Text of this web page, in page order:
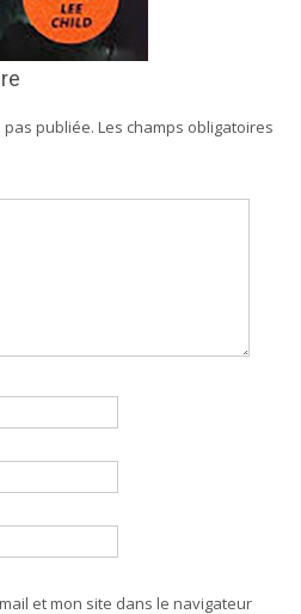
publiée. Les champs obligatoires
et mon site dans le navigateur